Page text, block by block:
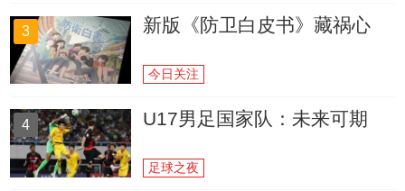
3 新版《防卫白皮书》藏祸心
今日关注
4 U17男足国家队：未来可期
足球之夜